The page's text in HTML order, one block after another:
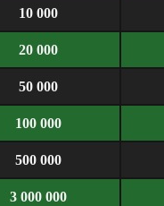
10 000
20 000
50 000
100 000
500 000
3 000 000